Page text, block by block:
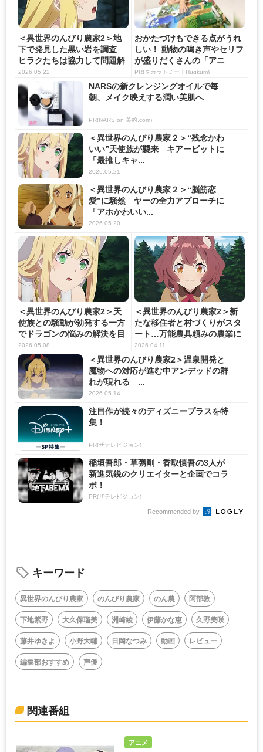
＜異世界のんびり農家2＞地
下で発見した黒い岩を調査
ヒラクたちは協力して問題解
決...
2026.05.22
おかたづけもできる点がうれ
しい！ 動物の鳴き声やセリフ
が盛りだくさんの「アニ
ア ...
PR(タカラトミー｜Hugkum)
NARSの新クレンジングオイルで毎
朝、メイク映えする潤い美肌へ
PR(NARS on 美的.com)
＜異世界のんびり農家２＞“残念かわ
いい”天使族が襲来 キアービットに
「最推しキャ...
2026.05.21
＜異世界のんびり農家２＞“脳筋恋
愛”に騒然 ヤーの全力アプローチに
「アホかわいい...
2026.05.20
＜異世界のんびり農家2＞天
使族との騒動が勃発する一方
でドラゴンの悩みの解決を目
指...
2026.05.08
＜異世界のんびり農家2＞新
たな移住者と村づくりがスタ
ート…万能農具頼みの農業に
課...
2026.04.11
＜異世界のんびり農家2＞温泉開発と
魔物への対応が進む中アンデッドの群
れが現れる ...
2026.05.14
注目作が続々のディズニープラスを特
集！
PR(ザテレビジョン)
稲垣吾郎・草彅剛・香取慎吾の3人が
新進気鋭のクリエイターと企画でコラ
ボ！
PR(ザテレビジョン)
Recommended by
キーワード
異世界のんびり農家 のんびり農家 のん農
阿部敦
下地紫野
大久保瑠美 洲崎綾 伊藤かな恵
久野美咲
藤井ゆきよ
小野大輔 日岡なつみ 動画
レビュー
編集部おすすめ
声優
関連番組
アニメ